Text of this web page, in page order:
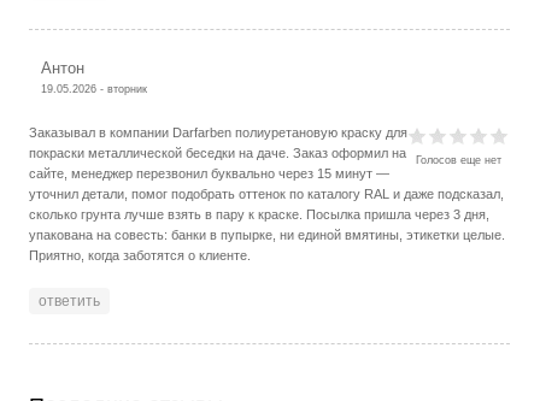
Антон
19.05.2026 - вторник
Голосов еще нет
Заказывал в компании Darfarben полиуретановую краску для
покраски металлической беседки на даче. Заказ оформил на
сайте, менеджер перезвонил буквально через 15 минут —
уточнил детали, помог подобрать оттенок по каталогу RAL и даже подсказал,
сколько грунта лучше взять в пару к краске. Посылка пришла через 3 дня,
упакована на совесть: банки в пупырке, ни единой вмятины, этикетки целые.
Приятно, когда заботятся о клиенте.
ответить